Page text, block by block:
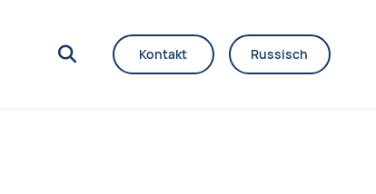
Kontakt Russisch